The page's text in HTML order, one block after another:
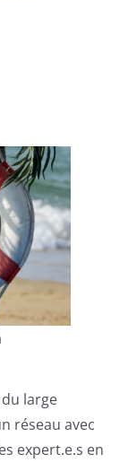
large
réseau avec
expert.e.s en